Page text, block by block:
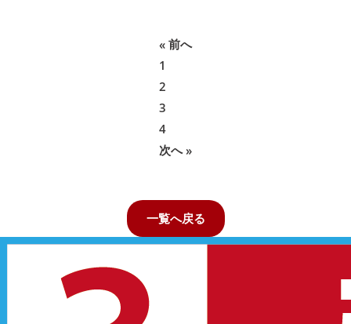
« 前へ
1
2
3
4
次へ »
一覧へ戻る